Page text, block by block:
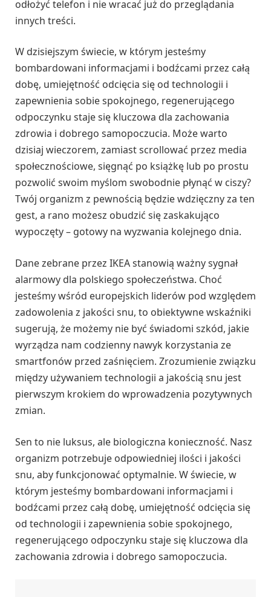
odłożyć telefon i nie wracać już do przeglądania
innych treści.
W dzisiejszym świecie, w którym jesteśmy
bombardowani informacjami i bodźcami przez całą
dobę, umiejętność odcięcia się od technologii i
zapewnienia sobie spokojnego, regenerującego
odpoczynku staje się kluczowa dla zachowania
zdrowia i dobrego samopoczucia. Może warto
dzisiaj wieczorem, zamiast scrollować przez media
społecznościowe, sięgnąć po książkę lub po prostu
pozwolić swoim myślom swobodnie płynąć w ciszy?
Twój organizm z pewnością będzie wdzięczny za ten
gest, a rano możesz obudzić się zaskakująco
wypoczęty – gotowy na wyzwania kolejnego dnia.
Dane zebrane przez IKEA stanowią ważny sygnał
alarmowy dla polskiego społeczeństwa. Choć
jesteśmy wśród europejskich liderów pod względem
zadowolenia z jakości snu, to obiektywne wskaźniki
sugerują, że możemy nie być świadomi szkód, jakie
wyrządza nam codzienny nawyk korzystania ze
smartfonów przed zaśnięciem. Zrozumienie związku
między używaniem technologii a jakością snu jest
pierwszym krokiem do wprowadzenia pozytywnych
zmian.
Sen to nie luksus, ale biologiczna konieczność. Nasz
organizm potrzebuje odpowiedniej ilości i jakości
snu, aby funkcjonować optymalnie. W świecie, w
którym jesteśmy bombardowani informacjami i
bodźcami przez całą dobę, umiejętność odcięcia się
od technologii i zapewnienia sobie spokojnego,
regenerującego odpoczynku staje się kluczowa dla
zachowania zdrowia i dobrego samopoczucia.